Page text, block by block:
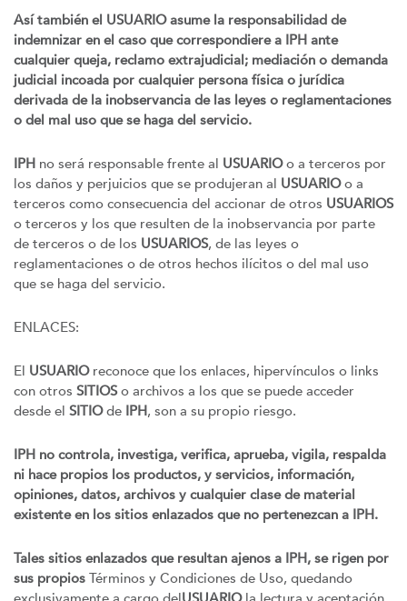
Así también el USUARIO asume la responsabilidad de
indemnizar en el caso que correspondiere a IPH ante
cualquier queja, reclamo extrajudicial; mediación o demanda
judicial incoada por cualquier persona física o jurídica
derivada de la inobservancia de las leyes o reglamentaciones
o del mal uso que se haga del servicio.
IPH no será responsable frente al USUARIOo a terceros por
los daños y perjuicios que se produjeran al USUARIOo a
terceros como consecuencia del accionar de otros USUARIOS
o terceros y los que resulten de la inobservancia por parte
de terceros o de los USUARIOS, de las leyes o
reglamentaciones o de otros hechos ilícitos o del mal uso
que se haga del servicio.
ENLACES:
El USUARIOreconoce que los enlaces, hipervínculos o links
con otros SITIOSo archivos a los que se puede acceder
desde el SITIOde IPH, son a su propio riesgo.
IPH no controla, investiga, verifica, aprueba, vigila, respalda
ni hace propios los productos, y servicios, información,
opiniones, datos, archivos y cualquier clase de material
existente en los sitios enlazados que no pertenezcan a IPH.
Tales sitios enlazados que resultan ajenos a IPH, se rigen por
sus propios Términos y Condiciones de Uso, quedando